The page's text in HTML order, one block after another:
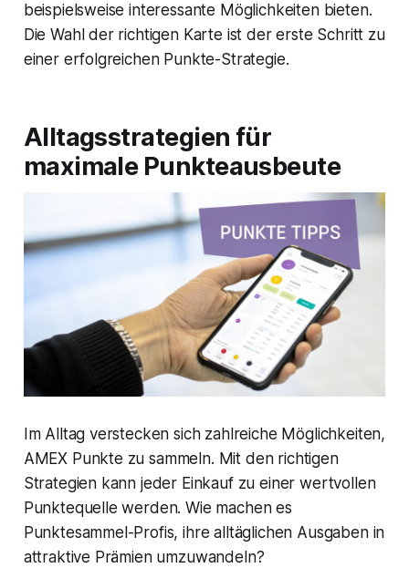
beispielsweise interessante Möglichkeiten bieten.
Die Wahl der richtigen Karte ist der erste Schritt zu
einer erfolgreichen Punkte-Strategie.
Alltagsstrategien für
maximale Punkteausbeute
Im Alltag verstecken sich zahlreiche Möglichkeiten,
AMEX Punkte zu sammeln. Mit den richtigen
Strategien kann jeder Einkauf zu einer wertvollen
Punktequelle werden. Wie machen es
Punktesammel-Profis, ihre alltäglichen Ausgaben in
attraktive Prämien umzuwandeln?